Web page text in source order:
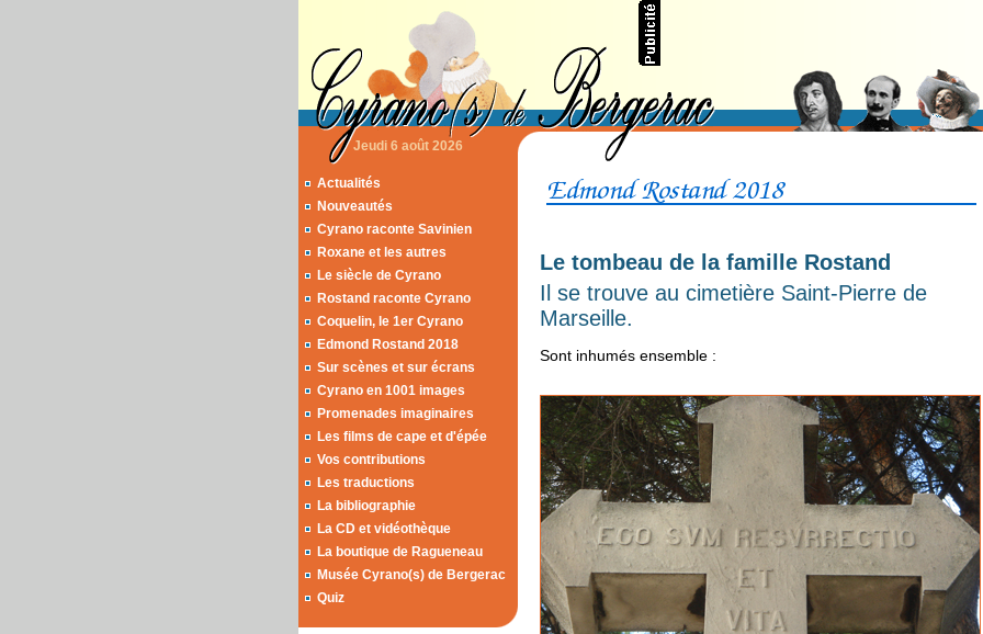
Jeudi 6 août 2026
Actualités
Nouveautés
Cyrano raconte Savinien
Roxane et les autres
Le siècle de Cyrano
Rostand raconte Cyrano
Coquelin, le 1er Cyrano
Edmond Rostand 2018
Sur scènes et sur écrans
Cyrano en 1001 images
Promenades imaginaires
Les films de cape et d'épée
Vos contributions
Les traductions
La bibliographie
La CD et vidéothèque
La boutique de Ragueneau
Musée Cyrano(s) de Bergerac
Quiz
Le tombeau de la famille Rostand
Il se trouve au cimetière Saint-Pierre de
Marseille.
Sont inhumés ensemble :